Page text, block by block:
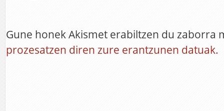
Gune honek Akismet erabiltzen du zaborra
prozesatzen diren zure erantzunen datuak.